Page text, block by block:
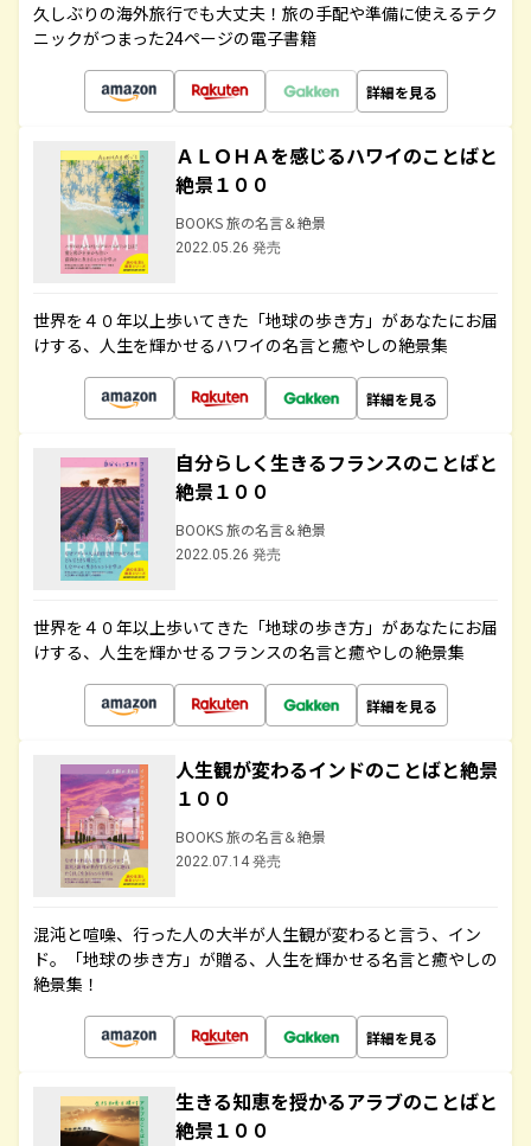
久しぶりの海外旅行でも大丈夫！旅の手配や準備に使えるテク
ニックがつまった24ページの電子書籍
詳細を見る
ＡＬＯＨＡを感じるハワイのことばと
絶景１００
BOOKS 旅の名言＆絶景
2022.05.26 発売
世界を４０年以上歩いてきた「地球の歩き方」があなたにお届
けする、人生を輝かせるハワイの名言と癒やしの絶景集
詳細を見る
自分らしく生きるフランスのことばと
絶景１００
BOOKS 旅の名言＆絶景
2022.05.26 発売
世界を４０年以上歩いてきた「地球の歩き方」があなたにお届
けする、人生を輝かせるフランスの名言と癒やしの絶景集
詳細を見る
人生観が変わるインドのことばと絶景
１００
BOOKS 旅の名言＆絶景
2022.07.14 発売
混沌と喧噪、行った人の大半が人生観が変わると言う、イン
ド。「地球の歩き方」が贈る、人生を輝かせる名言と癒やしの
絶景集！
詳細を見る
生きる知恵を授かるアラブのことばと
絶景１００